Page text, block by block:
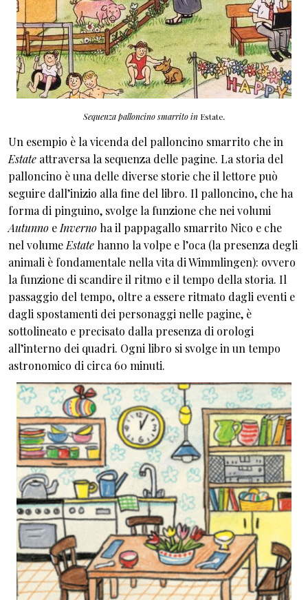
Sequenza palloncino smarrito in Estate.
Un esempio è la vicenda del palloncino smarrito che in
Estate attraversa la sequenza delle pagine. La storia del
palloncino è una delle diverse storie che il lettore può
seguire dall’inizio alla fine del libro. Il palloncino, che ha
forma di pinguino, svolge la funzione che nei volumi
Autunno e Inverno ha il pappagallo smarrito Nico e che
nel volume Estate hanno la volpe e l’oca (la presenza degli
animali è fondamentale nella vita di Wimmlingen): ovvero
la funzione di scandire il ritmo e il tempo della storia. Il
passaggio del tempo, oltre a essere ritmato dagli eventi e
dagli spostamenti dei personaggi nelle pagine, è
sottolineato e precisato dalla presenza di orologi
all’interno dei quadri. Ogni libro si svolge in un tempo
astronomico di circa 60 minuti.